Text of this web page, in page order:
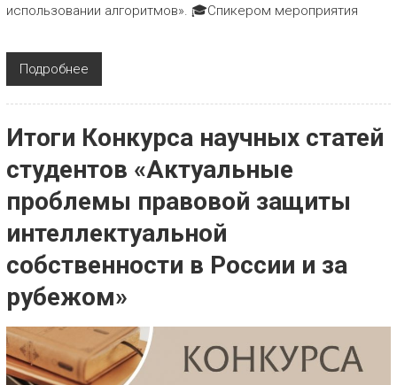
использовании алгоритмов». 🎓Спикером мероприятия
Подробнее
Итоги Конкурса научных статей
студентов «Актуальные
проблемы правовой защиты
интеллектуальной
собственности в России и за
рубежом»